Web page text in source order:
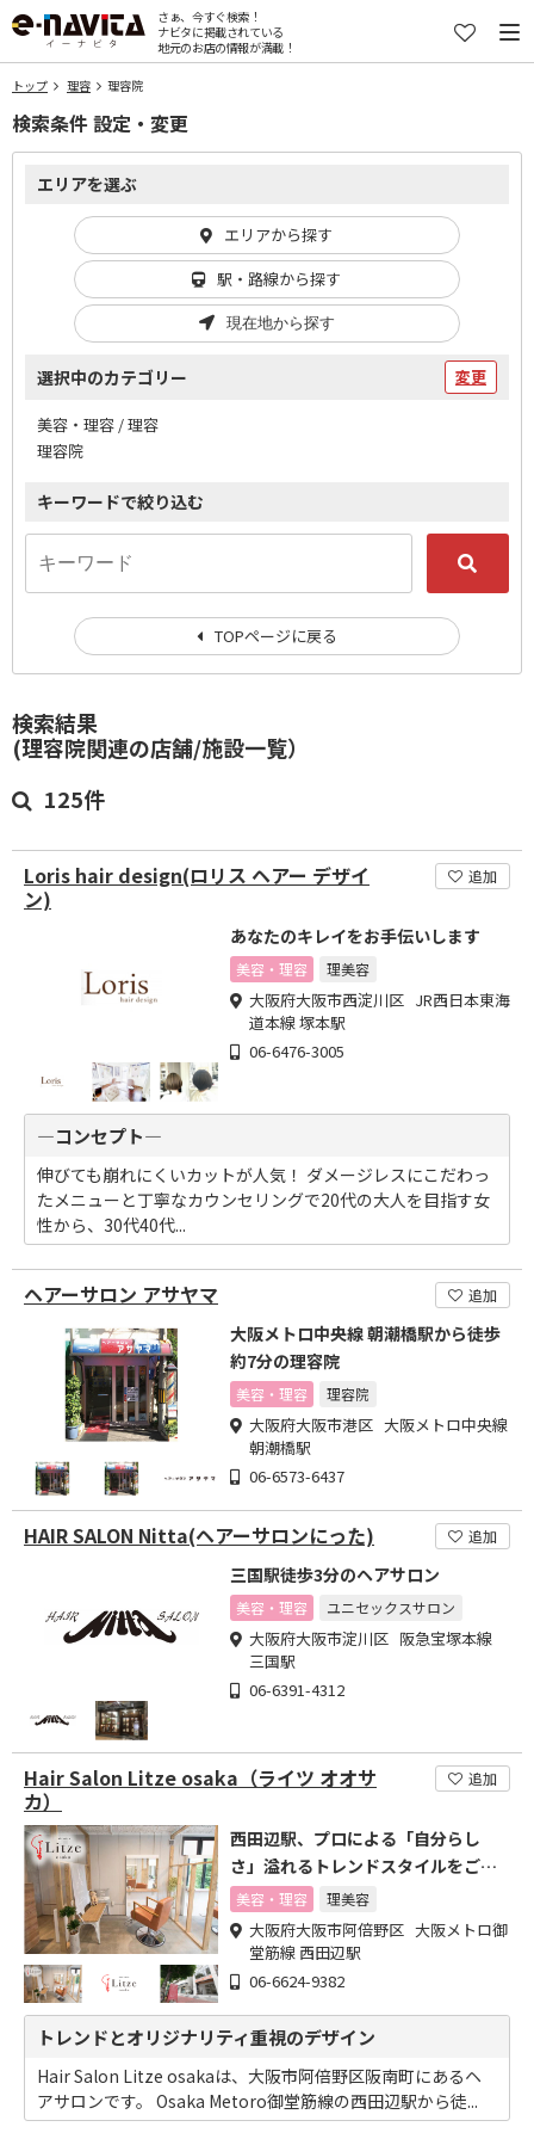
さぁ、今すぐ検索！
ナビタに掲載されている
地元のお店の情報が満載！
トップ 理容 理容院
検索結果
(理容院関連の店舗/施設一覧）
125件
Loris hair design(ロリス ヘアー デザイ
ン)
追加
あなたのキレイをお手伝いします
美容・理容 理美容
大阪府大阪市西淀川区 JR西日本東海
道本線 塚本駅
06-6476-3005
―コンセプト―
伸びても崩れにくいカットが人気！ ダメージレスにこだわっ
たメニューと丁寧なカウンセリングで20代の大人を目指す女
性から、30代40代...
ヘアーサロン アサヤマ 追加
大阪メトロ中央線 朝潮橋駅から徒歩
約7分の理容院
美容・理容 理容院
大阪府大阪市港区 大阪メトロ中央線
朝潮橋駅
06-6573-6437
HAIR SALON Nitta(ヘアーサロンにった) 追加
三国駅徒歩3分のヘアサロン
美容・理容 ユニセックスサロン
大阪府大阪市淀川区 阪急宝塚本線
三国駅
06-6391-4312
Hair Salon Litze osaka（ライツ オオサ
カ）
追加
西田辺駅、プロによる「自分らし
さ」溢れるトレンドスタイルをご提
案美容・理容 理美容
大阪府大阪市阿倍野区 大阪メトロ御
堂筋線 西田辺駅
06-6624-9382
トレンドとオリジナリティ重視のデザイン
Hair Salon Litze osakaは、大阪市阿倍野区阪南町にあるヘ
アサロンです。 Osaka Metoro御堂筋線の西田辺駅から徒...
検索条件 設定・変更
エリアを選ぶ
エリアから探す
駅・路線から探す
現在地から探す
選択中のカテゴリー 変更
美容・理容 / 理容
理容院
キーワードで絞り込む
TOPページに戻る